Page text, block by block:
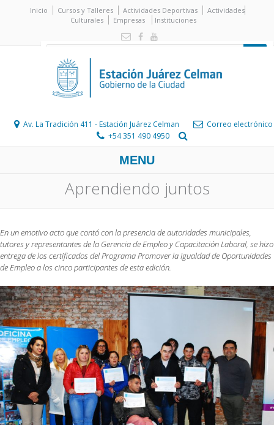
Inicio Cursos y Talleres Actividades Deportivas
Actividades
Culturales
Empresas Instituciones
Av. La Tradición 411 - Estación Juárez Celman
Correo electrónico
+54 351 490 4950
MENU
Aprendiendo juntos
En un emotivo acto que contó con la presencia de autoridades municipales,
tutores y representantes de la Gerencia de Empleo y Capacitación Laboral, se hizo
entrega de los certificados del Programa Promover la Igualdad de Oportunidades
de Empleo a los cinco participantes de esta edición.